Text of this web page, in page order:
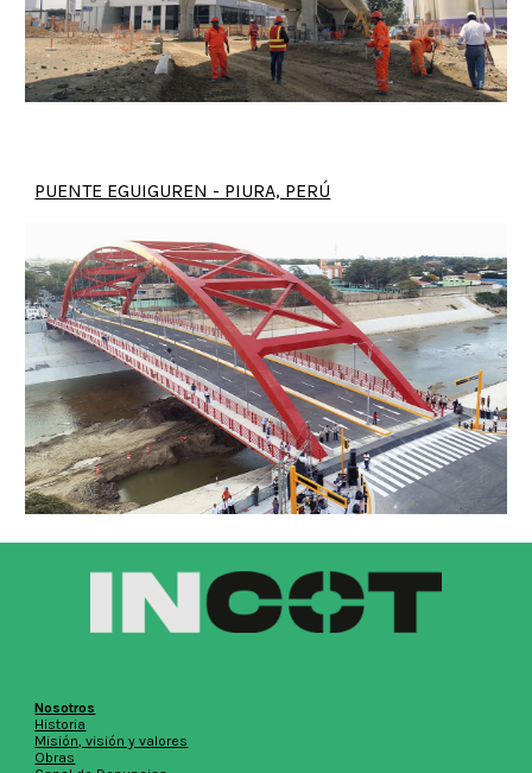
PUENTE EGUIGUREN - PIURA, PERÚ
Nosotros
Historia
Misión, visión y valores
Obras